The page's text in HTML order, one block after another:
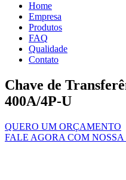
Home
Empresa
Produtos
FAQ
Qualidade
Contato
Chave de
400A/4P-U
QUERO UM ORÇAMENTO
FALE AGORA COM NOSSA